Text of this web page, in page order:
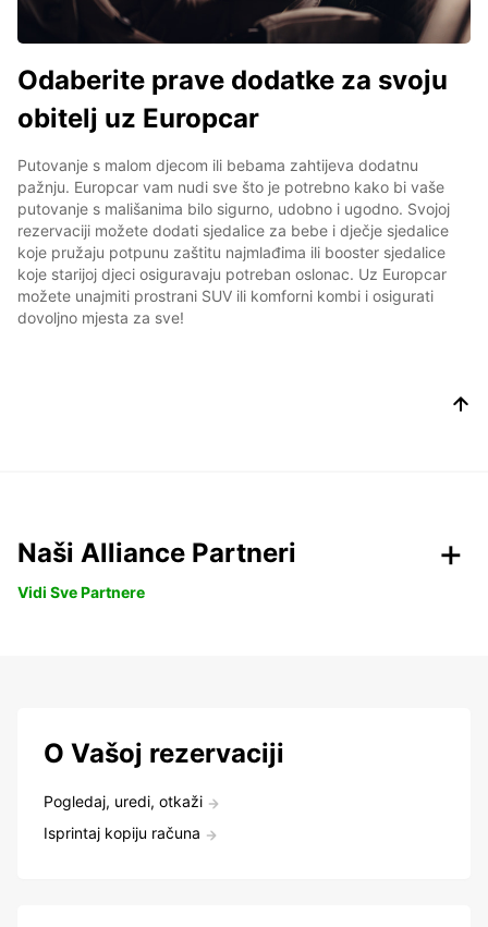
Odaberite prave dodatke za svoju
obitelj uz Europcar
Putovanje s malom djecom ili bebama zahtijeva dodatnu
pažnju. Europcar vam nudi sve što je potrebno kako bi vaše
putovanje s mališanima bilo sigurno, udobno i ugodno. Svojoj
rezervaciji možete dodati sjedalice za bebe i dječje sjedalice
koje pružaju potpunu zaštitu najmlađima ili booster sjedalice
koje starijoj djeci osiguravaju potreban oslonac. Uz Europcar
možete unajmiti prostrani SUV ili komforni kombi i osigurati
dovoljno mjesta za sve!
Naši Alliance Partneri
Vidi Sve Partnere
O Vašoj rezervaciji
Pogledaj, uredi, otkaži
Isprintaj kopiju računa